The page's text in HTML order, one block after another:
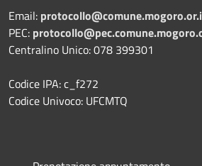
Email:
PEC:
Centralino Unico: 078 399301
Codice IPA: c_f272
Codice Univoco: UFCMTQ